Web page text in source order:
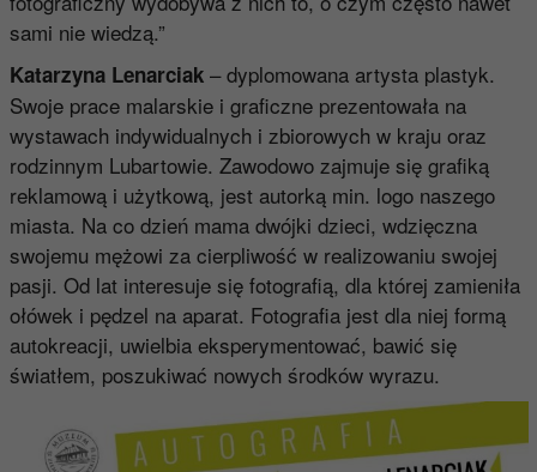
sami nie wiedzą.”
Katarzyna Lenarciak– dyplomowana artysta plastyk.
Swoje prace malarskie i graficzne prezentowała na
wystawach indywidualnych i zbiorowych w kraju oraz
rodzinnym Lubartowie. Zawodowo zajmuje się grafiką
reklamową i użytkową, jest autorką min. logo naszego
miasta. Na co dzień mama dwójki dzieci, wdzięczna
swojemu mężowi za cierpliwość w realizowaniu swojej
pasji. Od lat interesuje się fotografią, dla której zamieniła
ołówek i pędzel na aparat. Fotografia jest dla niej formą
autokreacji, uwielbia eksperymentować, bawić się
światłem, poszukiwać nowych środków wyrazu.